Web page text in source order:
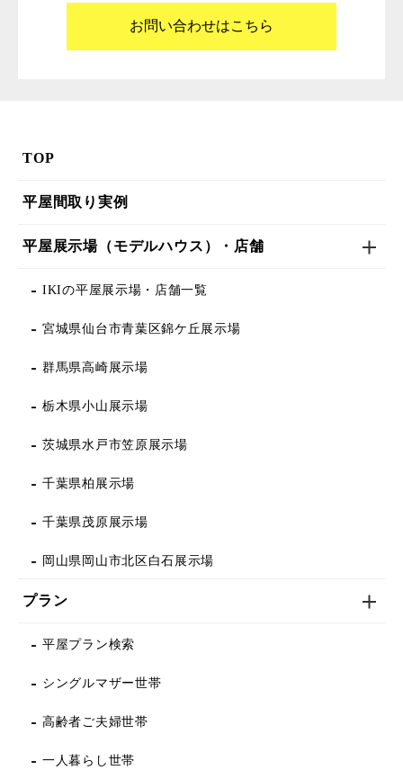
お問い合わせはこちら
TOP
平屋間取り実例
平屋展示場（モデルハウス）・店舗
IKIの平屋展示場・店舗一覧
宮城県仙台市青葉区錦ケ丘展示場
群馬県高崎展示場
栃木県小山展示場
茨城県水戸市笠原展示場
千葉県柏展示場
千葉県茂原展示場
岡山県岡山市北区白石展示場
プラン
平屋プラン検索
シングルマザー世帯
高齢者ご夫婦世帯
一人暮らし世帯